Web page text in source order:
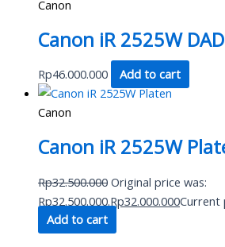
Canon
Canon iR 2525W
Rp46.000.000 Add to cart
Canon
Canon iR 2525W
Rp32.500.000 Original price was:
Rp32.500.000.Rp32.000.000Current
Add to cart